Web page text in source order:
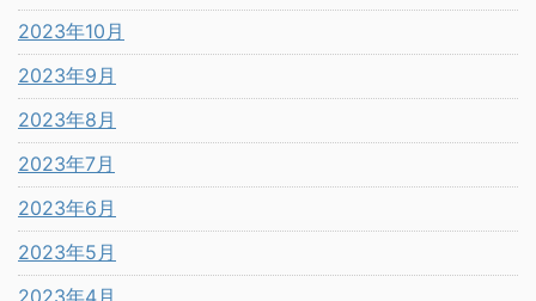
2023年10月
2023年9月
2023年8月
2023年7月
2023年6月
2023年5月
2023年4月